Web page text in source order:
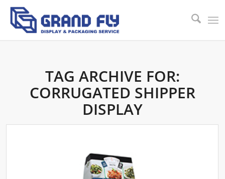
TAG ARCHIVE FOR:
CORRUGATED SHIPPER
DISPLAY